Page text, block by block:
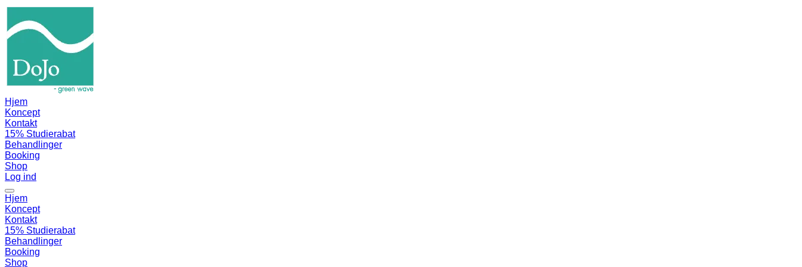
Hjem
Koncept
Kontakt
15% Studierabat
Behandlinger
Booking
Shop
Log ind
Hjem
Koncept
Kontakt
15% Studierabat
Behandlinger
Booking
Shop